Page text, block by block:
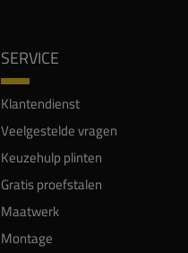
SERVICE
Klantendienst
Veelgestelde vragen
Keuzehulp plinten
Gratis proefstalen
Maatwerk
Montage